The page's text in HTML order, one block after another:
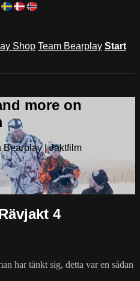
Shop Team Bearplay Start
more on
Bearplay | Jaktfilm
4
har tänkt sig, detta var en sådan